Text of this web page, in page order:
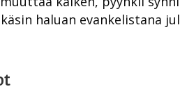
haluan evankelistana